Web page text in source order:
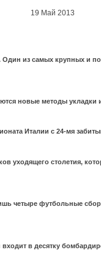
19 Май 2013
из самых крупных и
новые методы укладки
Италии с 24-мя
уходящего столетия,
четыре футбольные
в десятку